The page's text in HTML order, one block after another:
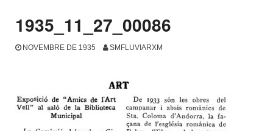
1935_11_27_00086
NOVEMBRE DE 1935 SMFLUVIARXM